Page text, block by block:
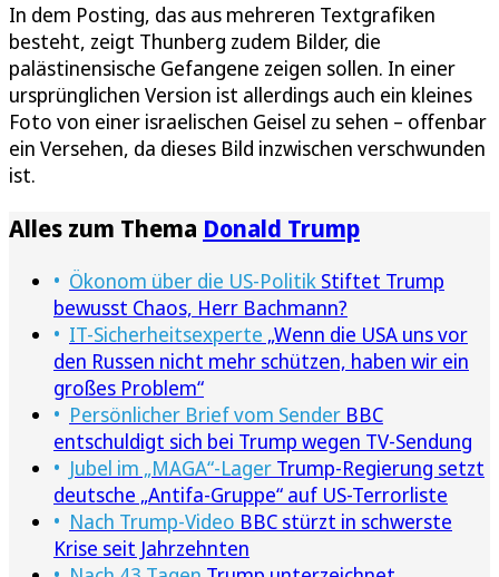
In dem Posting, das aus mehreren Textgrafiken
besteht, zeigt Thunberg zudem Bilder, die
palästinensische Gefangene zeigen sollen. In einer
ursprünglichen Version ist allerdings auch ein kleines
Foto von einer israelischen Geisel zu sehen – offenbar
ein Versehen, da dieses Bild inzwischen verschwunden
ist.
Alles zum Thema Donald Trump
Ökonom über die US-Politik Stiftet Trump
bewusst Chaos, Herr Bachmann?
IT-Sicherheitsexperte „Wenn die USA uns vor
den Russen nicht mehr schützen, haben wir ein
großes Problem“
Persönlicher Brief vom Sender BBC
entschuldigt sich bei Trump wegen TV-Sendung
Jubel im „MAGA“-Lager Trump-Regierung setzt
deutsche „Antifa-Gruppe“ auf US-Terrorliste
Nach Trump-Video BBC stürzt in schwerste
Krise seit Jahrzehnten